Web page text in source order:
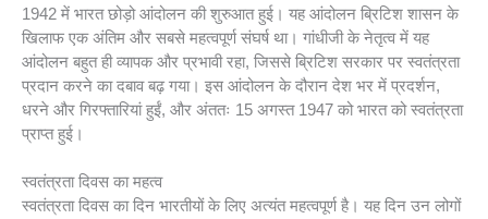
1942 में भारत छोड़ो आंदोलन की शुरुआत हुई। यह आंदोलन ब्रिटिश शासन के
खिलाफ एक अंतिम और सबसे महत्वपूर्ण संघर्ष था। गांधीजी के नेतृत्व में यह
आंदोलन बहुत ही व्यापक और प्रभावी रहा, जिससे ब्रिटिश सरकार पर स्वतंत्रता
प्रदान करने का दबाव बढ़ गया। इस आंदोलन के दौरान देश भर में प्रदर्शन,
धरने और गिरफ्तारियां हुईं, और अंततः 15 अगस्त 1947 को भारत को स्वतंत्रता
प्राप्त हुई।
स्वतंत्रता दिवस का महत्व
स्वतंत्रता दिवस का दिन भारतीयों के लिए अत्यंत महत्वपूर्ण है। यह दिन उन लोगों